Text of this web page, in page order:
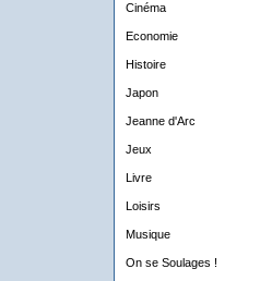
Cinéma
Economie
Histoire
Japon
Jeanne d'Arc
Jeux
Livre
Loisirs
Musique
On se Soulages !